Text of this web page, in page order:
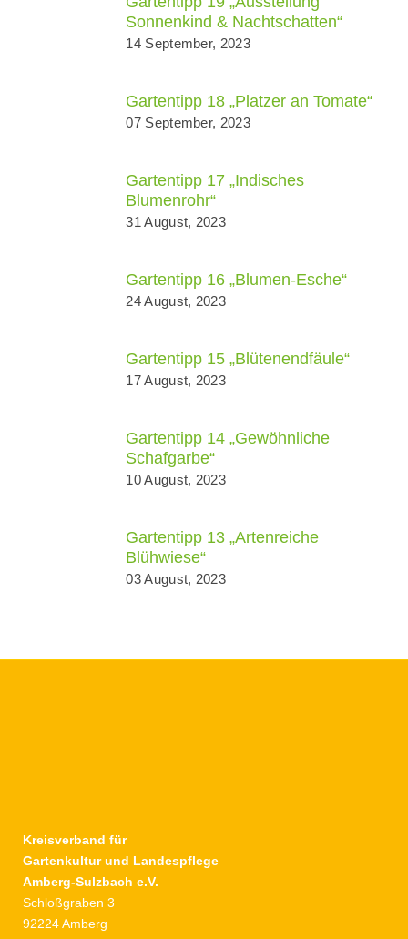
Sonnenkind & Nachtschatten“
14 September, 2023
Gartentipp 18 „Platzer an Tomate“
07 September, 2023
Gartentipp 17 „Indisches
Blumenrohr“
31 August, 2023
Gartentipp 16 „Blumen-Esche“
24 August, 2023
Gartentipp 15 „Blütenendfäule“
17 August, 2023
Gartentipp 14 „Gewöhnliche
Schafgarbe“
10 August, 2023
Gartentipp 13 „Artenreiche
Blühwiese“
03 August, 2023
Kreisverband für
Gartenkultur und Landespflege
Amberg-Sulzbach e.V.
Schloßgraben 3
92224 Amberg